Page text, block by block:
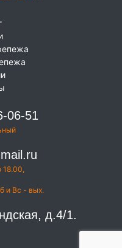
06-51
18.00,
и Вс - вых.
д.4/1.